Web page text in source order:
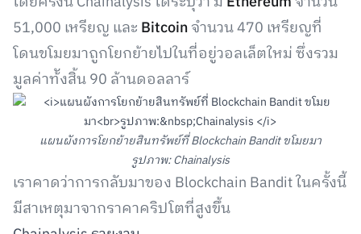
51,000 เหรียญ และ Bitcoinจำนวน 470 เหรียญที่
โดนขโมยมาถูกโยกย้ายไปในที่อยู่วอลเล็ตใหม่ ซึ่งรวม
มูลค่าท้ังสิ้น 90 ล้านดอลลาร์
แผนผังการโยกย้ายสินทรัพย์ที่ Blockchain Bandit ขโมยมา
รูปภาพ: Chainalysis
เราคาดว่าการกลับมาของ Blockchain Bandit ในครั้งนี้
มีสาเหตุมาจากราคาคริปโตที่สูงขึ้น